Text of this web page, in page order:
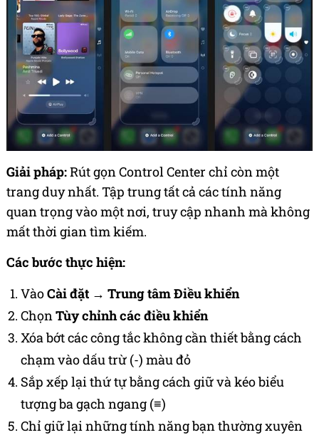
Giải pháp:Rút gọn Control Center chỉ còn một
trang duy nhất. Tập trung tất cả các tính năng
quan trọng vào một nơi, truy cập nhanh mà không
mất thời gian tìm kiếm.
Các bước thực hiện:
VàoCài đặt → Trung tâm Điều khiển
Chọn Tùy chỉnh các điều khiển
Xóa bớt các công tắc không cần thiết bằng cách
chạm vào dấu trừ (-) màu đỏ
Sắp xếp lại thứ tự bằng cách giữ và kéo biểu
tượng ba gạch ngang (≡)
Chỉ giữ lại những tính năng bạn thường xuyên